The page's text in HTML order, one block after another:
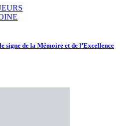
signe de la Mémoire et de l’Excellence